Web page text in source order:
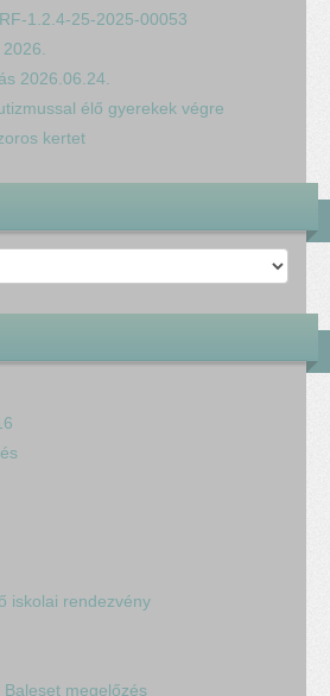
1.2.4-25-2025-00053
2026.06.24.
élő gyerekek végre
kertet
iskolai rendezvény
megelőzés